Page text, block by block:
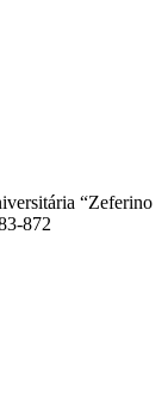
“Zeferino
872